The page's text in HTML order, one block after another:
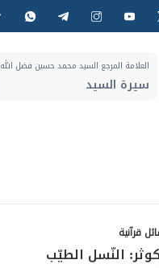
العلامة المرجع السيد محمد حسين فضل الله
سيرة السيد
قرآنية
النّسل الطيّب